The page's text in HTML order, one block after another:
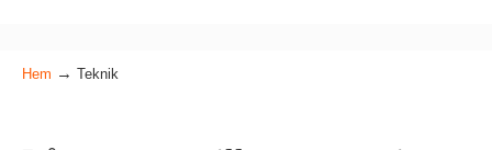
Hem → Teknik